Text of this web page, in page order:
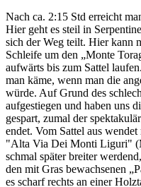
Nach ca. 2:15 Std erreicht
Hier geht es steil in
sich der Weg teilt. Hier kann
Schleife um den „Monte
aufwärts bis zum Sattel
man käme, wenn man die
würde. Auf Grund des
aufgestiegen und haben uns
gespart, zumal der
endet. Vom Sattel aus
"Alta Via Dei Monti Liguri"
schmal später breiter
den mit Gras bewachsenen
es scharf rechts an einer